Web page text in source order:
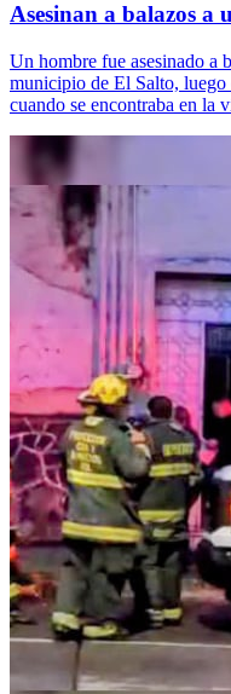
Asesinan a balazos a
Un hombre fue asesinado a
municipio de El Salto, luego
cuando se encontraba en la